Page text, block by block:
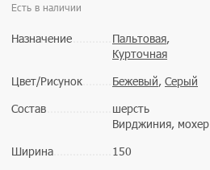
Есть в наличии
Назначение Пальтовая,
Курточная
Цвет/Рисунок
Бежевый, Серый
Состав
шерсть
Вирджиния, мохер
Ширина
150